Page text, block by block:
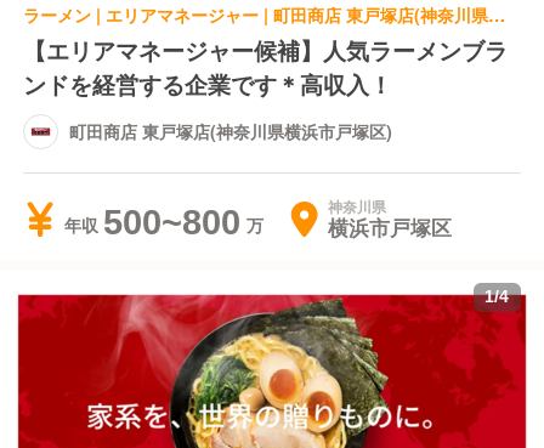
ラーメン | エリアマネージャー | 町田商店 東戸塚店(神奈川県横浜市戸塚区)
【エリアマネージャー候補】人気ラーメンブラ
ンドを経営する企業です＊高収入！
町田商店 東戸塚店(神奈川県横浜市戸塚区)
年収 500~800 神奈川県
横浜市戸塚区
1/4